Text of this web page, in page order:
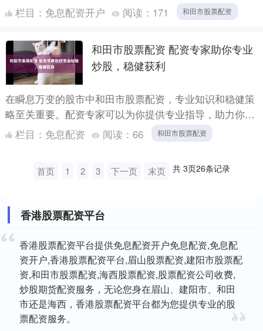
高的收益。 配资炒股配资的优势在于： * **放大收益：
**....
栏目： 免息配资开户 阅读： 171 和田市股票配资
和田市股票配资 配资专家助你专业
炒股，稳健获利
在瞬息万变的股市中和田市股票配资，专业知识和稳健策
略至关重要。配资专家可以为你提供专业指导，助力你提
升炒股水平，实现稳健获利。 **专业指导，提升炒股技能
** ....
栏目： 免息配资 阅读： 66 和田市股票配资
首页 1 2 3 下一页 末页 共 3页26条记录
香港股票配资平台
香港股票配资平台提供免息配资开户免息配资,免息配
资开户,香港股票配资平台,眉山股票配资,建阳市股票配
资,和田市股票配资,海西股票配资,股票配资公司收费,
炒股期货配资服务，无论您身在眉山、建阳市、和田
市还是海西，香港股票配资平台都为您提供专业的股
票配资服务。